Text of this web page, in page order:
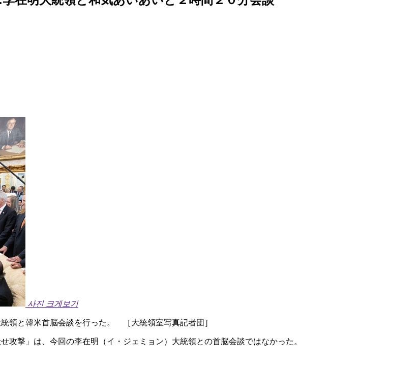
사진 크게보기
領と韓米首脳会談を行った。 ［大統領室写真記者団］
攻撃」は、今回の李在明（イ・ジェミョン）大統領との首脳会談ではなかった。